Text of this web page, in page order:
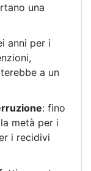
una
anni per i
a un
: fino
metà per i
i recidivi